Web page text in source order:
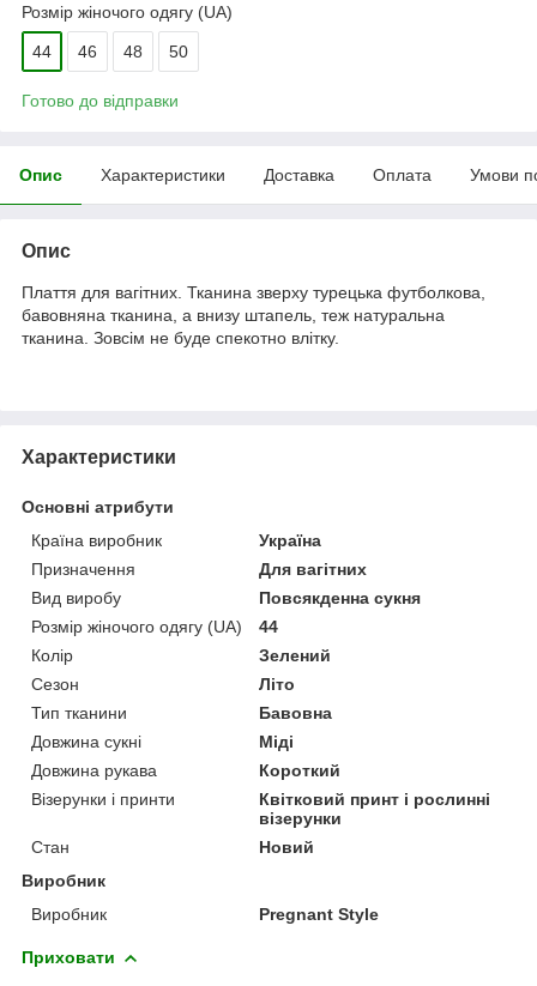
Розмір жіночого одягу (UA)
44 46 48 50
Готово до відправки
Опис Характеристики Доставка Оплата Умови
Опис
Плаття для вагітних. Тканина зверху турецька футболкова,
бавовняна тканина, а внизу штапель, теж натуральна
тканина. Зовсім не буде спекотно влітку.
Характеристики
Основні атрибути
Країна виробник
Україна
Призначення
Для вагітних
Вид виробу
Повсякденна сукня
Розмір жіночого одягу (UA)
44
Колір
Зелений
Сезон
Літо
Тип тканини
Бавовна
Довжина сукні
Міді
Довжина рукава
Короткий
Візерунки і принти
Квітковий принт і рослинні
візерунки
Стан
Новий
Виробник
Виробник
Pregnant Style
Приховати